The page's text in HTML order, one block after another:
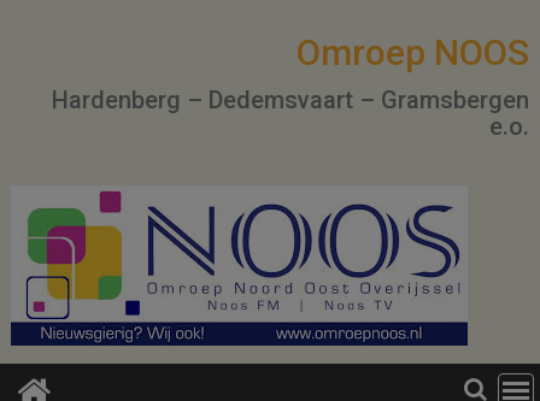
Omroep NOOS
Hardenberg – Dedemsvaart – Gramsbergen
e.o.